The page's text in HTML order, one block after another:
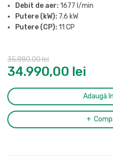
Debit de aer: 1677 l/min
Putere (kW): 7.6 kW
Putere (CP): 11 CP
Nivel de zgomot (LpA, la 4m):
Eficienta motor:
IE3
Ciclu de functionare: S1
Racord evacuare aer
Dimensiuni (L x l x H):1935 x
34.990,00 lei
35.880,00lei
Adaugă